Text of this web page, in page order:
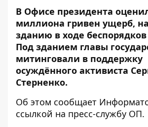
В Офисе президента
миллиона гривен ущерб,
зданию в ходе
Под зданием главы
митинговали в поддержку
осуждённого активиста
Стерненко.
Об этом сообщает
ссылкой на пресс-службу ОП.